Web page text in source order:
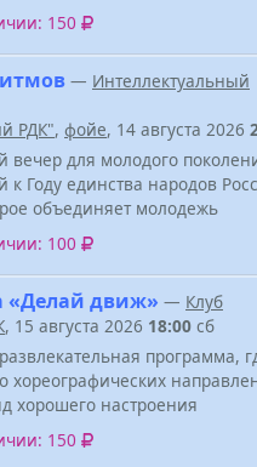
150
— Интеллектуальный
РДК", фойе, 14 августа 2026
вечер для молодого
Году единства народов
объединяет молодежь
100
«Делай движ» — Клуб
, 15 августа 2026 18:00 сб
программа,
хореографических
хорошего настроения
150